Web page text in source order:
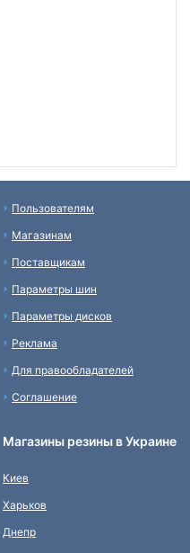
Пользователям
Магазинам
Поставщикам
Параметры шин
Параметры дисков
Реклама
Для правообладателей
Соглашение
Магазины резины в Украине
Киев
Харьков
Днепр